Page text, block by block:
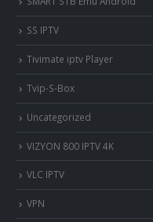
SS IPTV
Tivimate iptv Player
Tvip-S-Box
Uncategorized
VIZYON 800 IPTV 4K
VLC IPTV
VPN